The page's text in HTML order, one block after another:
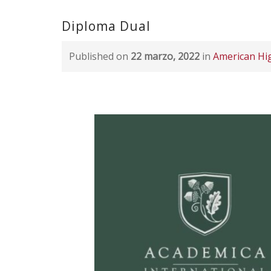
Diploma Dual
Published on 22 marzo, 2022 in American